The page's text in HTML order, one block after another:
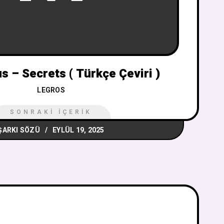
– Secrets ( Türkçe Çeviri )
LEGROS
SONRAKI İÇERIK
SÖZÜ EYLÜL 19, 2025